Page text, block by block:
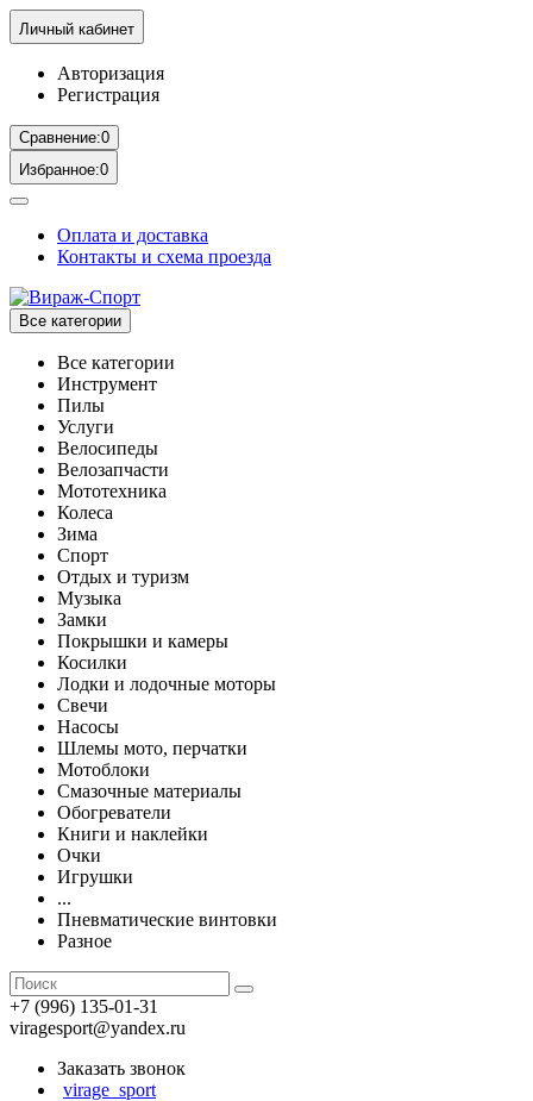
Личный кабинет
Авторизация
Регистрация
Сравнение:0
Избранное:0
Оплата и доставка
Контакты и схема проезда
Все категории
Все категории
Инструмент
Пилы
Услуги
Велосипеды
Велозапчасти
Мототехника
Колеса
Зима
Спорт
Отдых и туризм
Музыка
Замки
Покрышки и камеры
Косилки
Лодки и лодочные моторы
Свечи
Насосы
Шлемы мото, перчатки
Мотоблоки
Смазочные материалы
Обогреватели
Книги и наклейки
Очки
Игрушки
...
Пневматические винтовки
Разное
+7 (996) 135-01-31
viragesport@yandex.ru
Заказать звонок
virage_sport